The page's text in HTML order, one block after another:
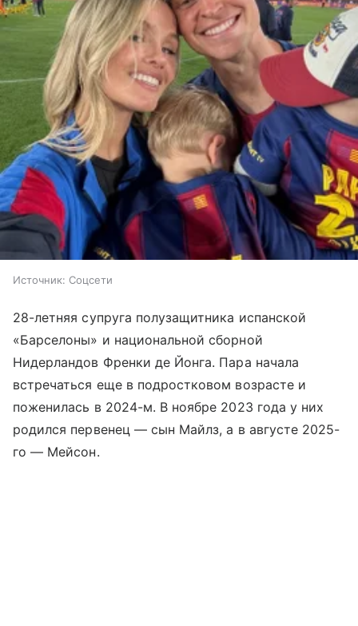
Источник: Соцсети
28-летняя супруга полузащитника испанской
«Барселоны» и национальной сборной
Нидерландов Френки де Йонга. Пара начала
встречаться еще в подростковом возрасте и
поженилась в 2024-м. В ноябре 2023 года у них
родился первенец — сын Майлз, а в августе 2025-
го — Мейсон.